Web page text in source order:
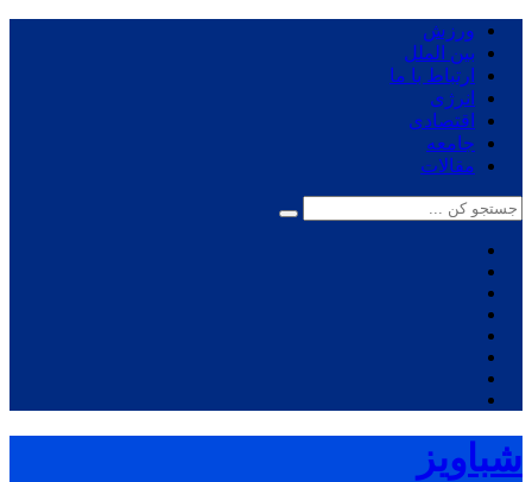
ورزش
بین الملل
ارتباط با ما
انرژی
اقتصادی
جامعه
مقالات
شباویز